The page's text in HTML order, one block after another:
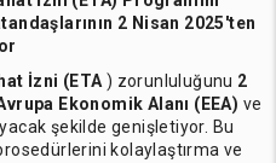
2 Nisan 2025'ten
İzni (ETA) zorunluluğunu 2
Ekonomik Alanı (EEA) ve
şekilde genişletiyor. Bu
kolaylaştırma ve